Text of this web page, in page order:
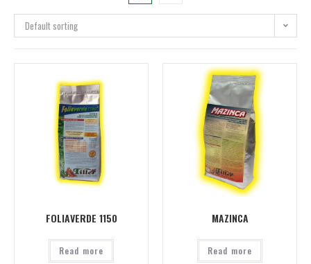
Default sorting
FOLIAVERDE 1150
Read more
MAZINCA
Read more